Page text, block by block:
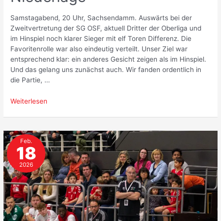
Samstagabend, 20 Uhr, Sachsendamm. Auswärts bei der
Zweitvertretung der SG OSF, aktuell Dritter der Oberliga und
im Hinspiel noch klarer Sieger mit elf Toren Differenz. Die
Favoritenrolle war also eindeutig verteilt. Unser Ziel war
entsprechend klar: ein anderes Gesicht zeigen als im Hinspiel.
Und das gelang uns zunächst auch. Wir fanden ordentlich in
die Partie, …
Deutliche
Niederlage
Weiterlesen
Feb.
18
2026